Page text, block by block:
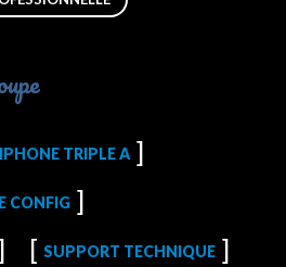
TRIPLE A
CONFIG
SUPPORT TECHNIQUE